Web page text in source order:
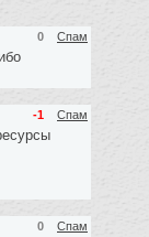
0 Спам
-1 Спам
0 Спам